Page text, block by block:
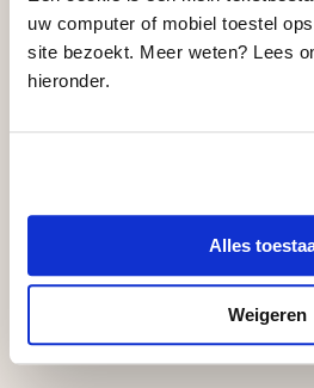
uw computer of mobiel toestel
site bezoekt. Meer weten? Lees
hieronder.
Alles
Weigeren
coaching op het gebied van
en organisatie.
Theater Festival in 2024 met
5.000,-.
Delen